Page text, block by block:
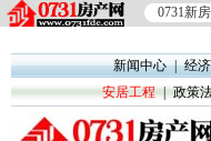
0731新
新闻中心|经
安居工程
政策